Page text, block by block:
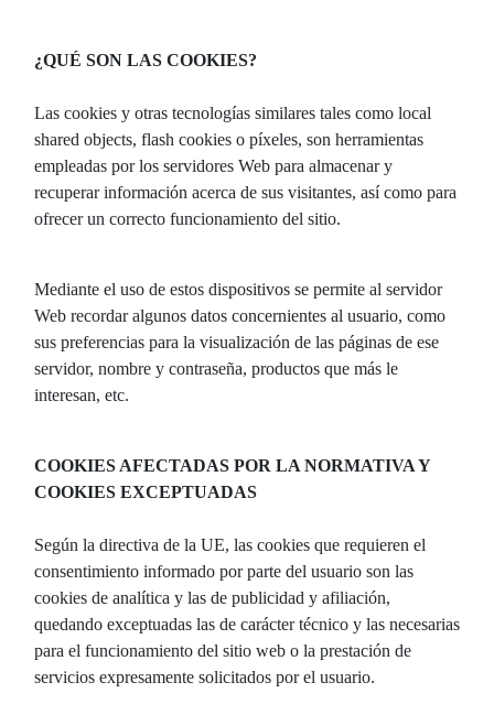
¿QUÉ SON LAS COOKIES?
Las cookies y otras tecnologías similares tales como local
shared objects, flash cookies o píxeles, son herramientas
empleadas por los servidores Web para almacenar y
recuperar información acerca de sus visitantes, así como para
ofrecer un correcto funcionamiento del sitio.
Mediante el uso de estos dispositivos se permite al servidor
Web recordar algunos datos concernientes al usuario, como
sus preferencias para la visualización de las páginas de ese
servidor, nombre y contraseña, productos que más le
interesan, etc.
COOKIES AFECTADAS POR LA NORMATIVA Y
COOKIES EXCEPTUADAS
Según la directiva de la UE, las cookies que requieren el
consentimiento informado por parte del usuario son las
cookies de analítica y las de publicidad y afiliación,
quedando exceptuadas las de carácter técnico y las necesarias
para el funcionamiento del sitio web o la prestación de
servicios expresamente solicitados por el usuario.